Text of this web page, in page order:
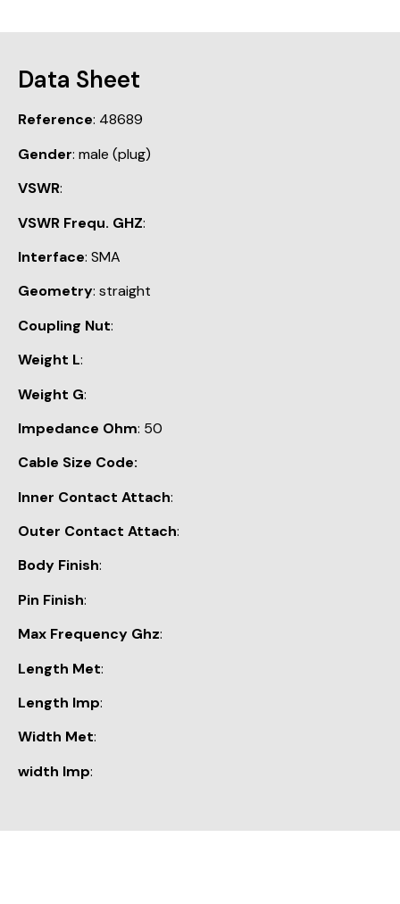
Data Sheet
Reference: 48689
Gender: male (plug)
VSWR:
VSWR Frequ. GHZ:
Interface: SMA
Geometry: straight
Coupling Nut:
Weight L:
Weight G:
Impedance Ohm: 50
Cable Size Code:
Inner Contact Attach:
Outer Contact Attach:
Body Finish:
Pin Finish:
Max Frequency Ghz:
Length Met:
Length Imp:
Width Met:
width Imp: